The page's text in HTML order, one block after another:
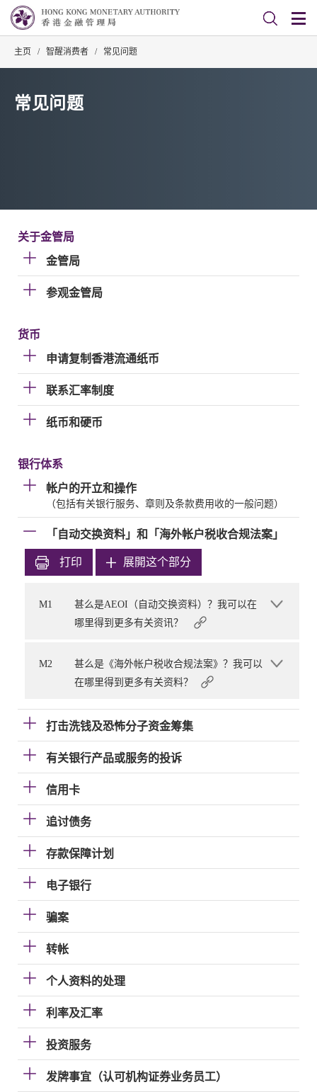
主页 / 智醒消费者 / 常见问题
常见问题
关于金管局
金管局
参观金管局
货币
申请复制香港流通纸币
联系汇率制度
纸币和硬币
银行体系
帐户的开立和操作
（包括有关银行服务、章则及条款费用收的一般问题）
「自动交换资料」和「海外帐户税收合规法案」
打印 展開这个部分
M1
甚么是AEOI（自动交换资料）？我可以在
哪里得到更多有关资讯？
M2
甚么是《海外帐户税收合规法案》？我可以
在哪里得到更多有关资料？
打击洗钱及恐怖分子资金筹集
有关银行产品或服务的投诉
信用卡
追讨债务
存款保障计划
电子银行
骗案
转帐
个人资料的处理
利率及汇率
投资服务
发牌事宜（认可机构证券业务员工）